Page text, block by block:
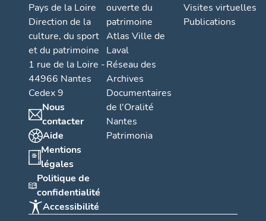
Pays de la Loire
Direction de la
culture, du sport
et du patrimoine
1 rue de la Loire -
44966 Nantes
Cedex 9
Nous
contacter
Aide
Mentions
légales
Politique de
confidentialité
Accessibilité
ouverte du
patrimoine
Atlas Ville de
Laval
Réseau des
Archives
Documentaires
de l'Oralité
Nantes
Patrimonia
Visites virtuelles
Publications